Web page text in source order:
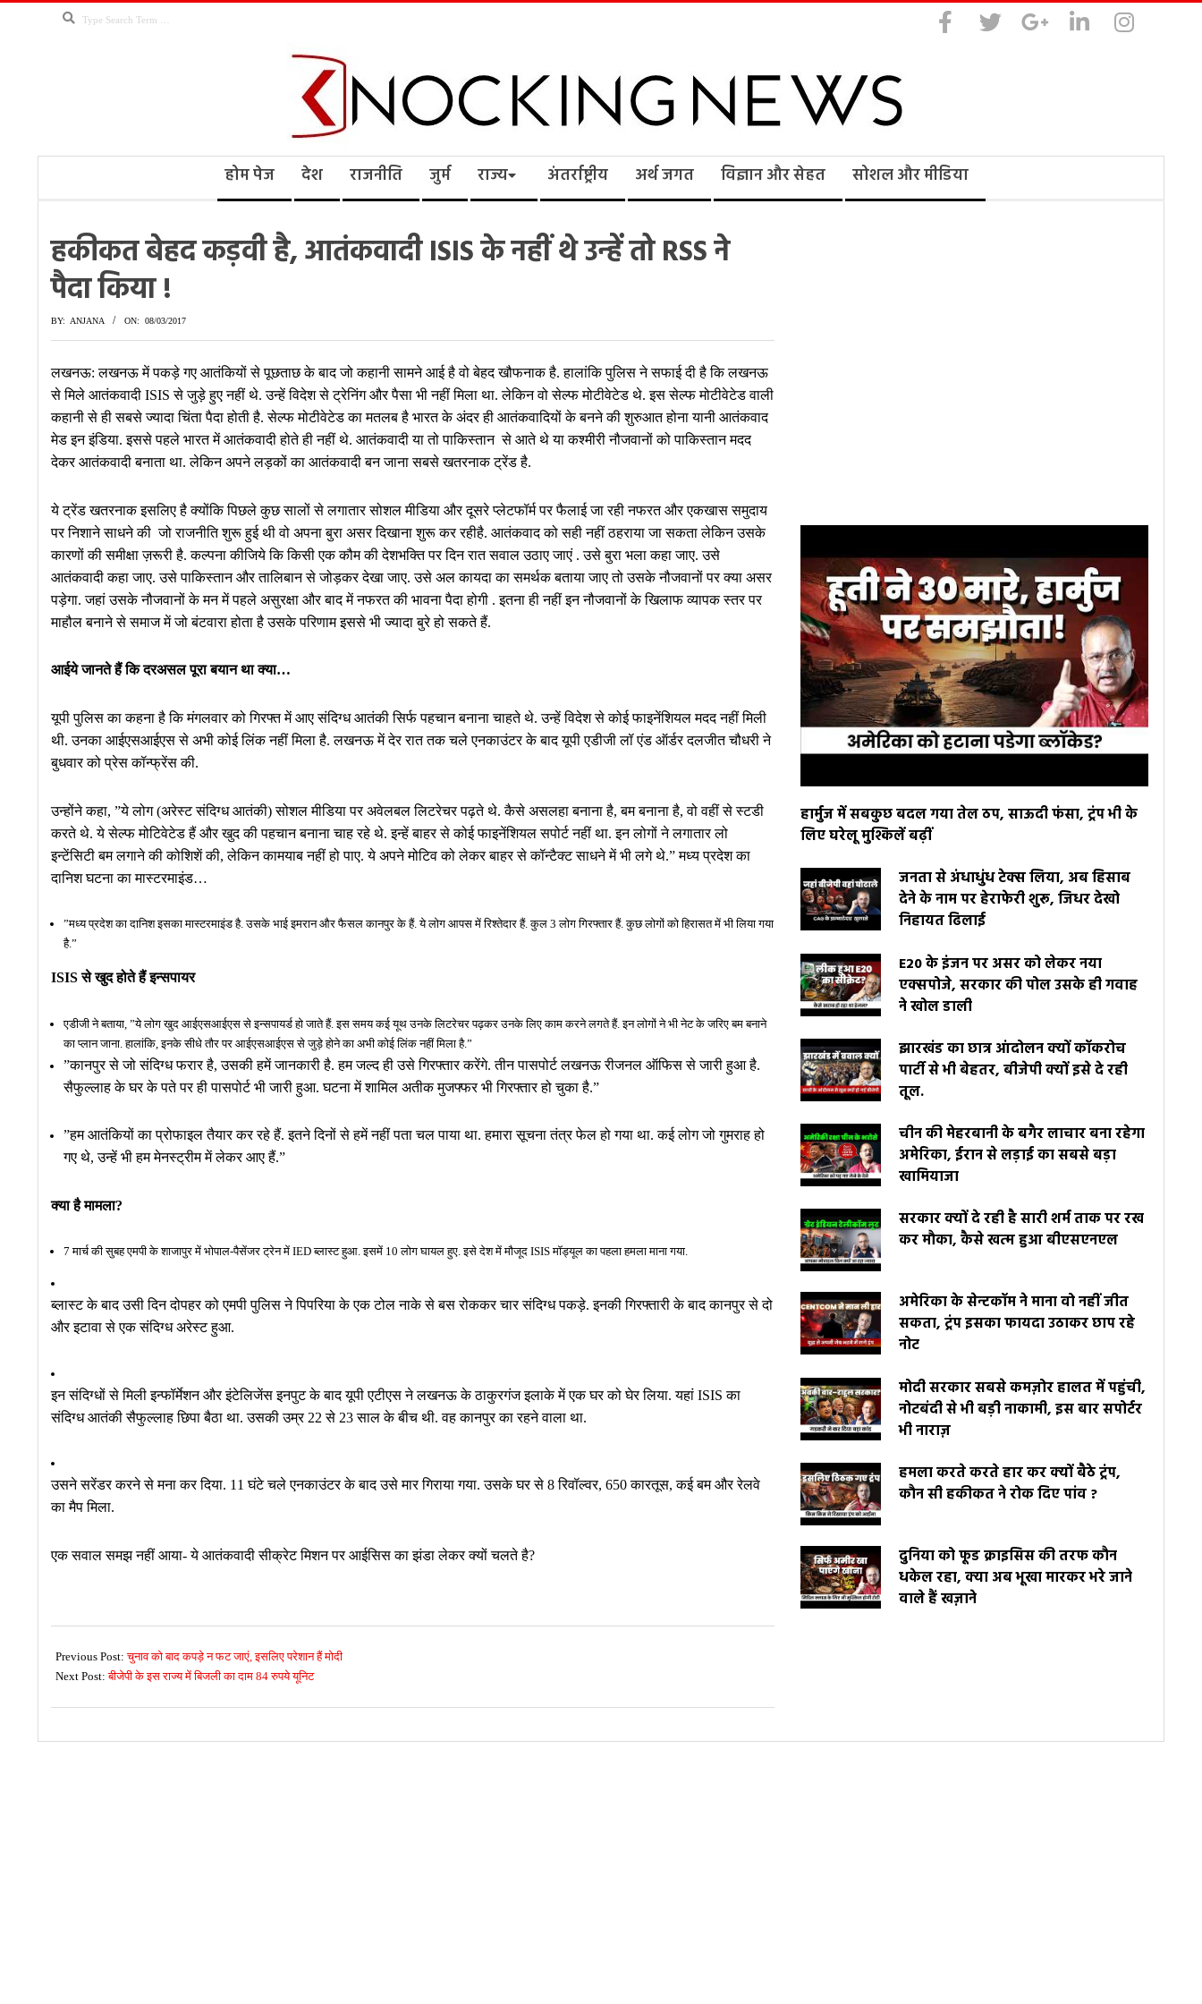
Search
Knocking
News
होम पेज देश राजनीति जुर्म राज्य अंतर्राष्ट्रीय अर्थ जगत विज्ञान और सेहत सोशल और मीडिया
हकीकत बेहद कड़वी है, आतंकवादी ISIS के नहीं थे उन्हें तो RSS ने
पैदा किया !
BY: ANJANA ON: 08/03/2017
लखनऊ: लखनऊ में पकड़े गए आतंकियों से पूछताछ के बाद जो कहानी सामने आई है वो बेहद खौफनाक है. हालांकि पुलिस ने सफाई दी है कि लखनऊ
से मिले आतंकवादी ISIS से जुड़े हुए नहीं थे. उन्हें विदेश से ट्रेनिंग और पैसा भी नहीं मिला था. लेकिन वो सेल्फ मोटीवेटेड थे. इस सेल्फ मोटीवेटेड वाली
कहानी से ही सबसे ज्यादा चिंता पैदा होती है. सेल्फ मोटीवेटेड का मतलब है भारत के अंदर ही आतंकवादियों के बनने की शुरुआत होना यानी आतंकवाद
मेड इन इंडिया. इससे पहले भारत में आतंकवादी होते ही नहीं थे. आतंकवादी या तो पाकिस्तान से आते थे या कश्मीरी नौजवानों को पाकिस्तान मदद
देकर आतंकवादी बनाता था. लेकिन अपने लड़कों का आतंकवादी बन जाना सबसे खतरनाक ट्रेंड है.
ये ट्रेंड खतरनाक इसलिए है क्योंकि पिछले कुछ सालों से लगातार सोशल मीडिया और दूसरे प्लेटफॉर्म पर फैलाई जा रही नफरत और एकखास समुदाय
पर निशाने साधने की जो राजनीति शुरू हुई थी वो अपना बुरा असर दिखाना शुरू कर रहीहै. आतंकवाद को सही नहीं ठहराया जा सकता लेकिन उसके
कारणों की समीक्षा ज़रूरी है. कल्पना कीजिये कि किसी एक कौम की देशभक्ति पर दिन रात सवाल उठाए जाएं . उसे बुरा भला कहा जाए. उसे
आतंकवादी कहा जाए. उसे पाकिस्तान और तालिबान से जोड़कर देखा जाए. उसे अल कायदा का समर्थक बताया जाए तो उसके नौजवानों पर क्या असर
पड़ेगा. जहां उसके नौजवानों के मन में पहले असुरक्षा और बाद में नफरत की भावना पैदा होगी . इतना ही नहीं इन नौजवानों के खिलाफ व्यापक स्तर पर
माहौल बनाने से समाज में जो बंटवारा होता है उसके परिणाम इससे भी ज्यादा बुरे हो सकते हैं.
आईये जानते हैं कि दरअसल पूरा बयान था क्या…
यूपी पुलिस का कहना है कि मंगलवार को गिरफ्त में आए संदिग्ध आतंकी सिर्फ पहचान बनाना चाहते थे. उन्हें विदेश से कोई फाइनेंशियल मदद नहीं मिली
थी. उनका आईएसआईएस से अभी कोई लिंक नहीं मिला है. लखनऊ में देर रात तक चले एनकाउंटर के बाद यूपी एडीजी लॉ एंड ऑर्डर दलजीत चौधरी ने
बुधवार को प्रेस कॉन्फ्रेंस की.
उन्होंने कहा, ”ये लोग (अरेस्ट संदिग्ध आतंकी) सोशल मीडिया पर अवेलबल ल‍िटरेचर पढ़ते थे. कैसे असलहा बनाना है, बम बनाना है, वो वहीं से स्टडी
करते थे. ये सेल्फ मोटिवेटेड हैं और खुद की पहचान बनाना चाह रहे थे. इन्हें बाहर से कोई फाइनेंशियल सपोर्ट नहीं था. इन लोगों ने लगातार लो
इन्टेंसिटी बम लगाने की कोश‍िशें की, लेकिन कामयाब नहीं हो पाए. ये अपने मोटिव को लेकर बाहर से कॉन्टैक्ट साधने में भी लगे थे.” मध्य प्रदेश का
दानिश घटना का मास्टरमाइंड…
”मध्य प्रदेश का दानिश इसका मास्टरमाइंड है. उसके भाई इमरान और फैसल कानपुर के हैं. ये लोग आपस में रिश्तेदार हैं. कुल 3 लोग गिरफ्तार हैं. कुछ लोगों को हिरासत में भी ल‍िया गया
है.”
ISIS से खुद होते हैं इन्सपायर
एडीजी ने बताया, ”ये लोग खुद आईएसआईएस से इन्सपायर्ड हो जाते हैं. इस समय कई यूथ उनके लिटरेचर पढ़कर उनके लिए काम करने लगते हैं. इन लोगों ने भी नेट के जरिए बम बनाने
का प्लान जाना. हालांकि, इनके सीधे तौर पर आईएसआईएस से जुड़े होने का अभी कोई लिंक नहीं मिला है.”
”कानपुर से जो संद‍िग्ध फरार है, उसकी हमें जानकारी है. हम जल्द ही उसे गिरफ्तार करेंगे. तीन पासपोर्ट लखनऊ रीजनल ऑफिस से जारी हुआ है.
सैफुल्लाह के घर के पते पर ही पासपोर्ट भी जारी हुआ. घटना में शामिल अतीक मुजफ्फर भी गिरफ्तार हो चुका है.”
”हम आतंकियों का प्रोफाइल तैयार कर रहे हैं. इतने दिनों से हमें नहीं पता चल पाया था. हमारा सूचना तंत्र फेल हो गया था. कई लोग जो गुमराह हो
गए थे, उन्हें भी हम मेनस्ट्रीम में लेकर आए हैं.”
क्या है मामला?
7 मार्च की सुबह एमपी के शाजापुर में भोपाल-पैसेंजर ट्रेन में IED ब्लास्ट हुआ. इसमें 10 लोग घायल हुए. इसे देश में मौजूद ISIS मॉड्यूल का पहला हमला माना गया.
ब्लास्ट के बाद उसी दिन दोपहर को एमपी पुलिस ने पिपरिया के एक टोल नाके से बस रोककर चार संदिग्ध पकड़े. इनकी गिरफ्तारी के बाद कानपुर से दो
और इटावा से एक संदिग्ध अरेस्ट हुआ.
इन संदिग्धों से मिली इन्फॉर्मेशन और इंटेलिजेंस इनपुट के बाद यूपी एटीएस ने लखनऊ के ठाकुरगंज इलाके में एक घर को घेर लिया. यहां ISIS का
संदिग्ध आतंकी सैफुल्लाह छिपा बैठा था. उसकी उम्र 22 से 23 साल के बीच थी. वह कानपुर का रहने वाला था.
उसने सरेंडर करने से मना कर दिया. 11 घंटे चले एनकाउंटर के बाद उसे मार गिराया गया. उसके घर से 8 रिवॉल्वर, 650 कारतूस, कई बम और रेलवे
का मैप मिला.
एक सवाल समझ नहीं आया- ये आतंकवादी सीक्रेट मिशन पर आईसिस का झंडा लेकर क्यों चलते है?
03-
08
Previous Post:चुनाव को बाद कपड़े न फट जाएं, इसलिए परेशान हैं मोदी
Next Post:बीजेपी के इस राज्य में बिजली का दाम 84 रुपये यूनिट
हार्मुज में सबकुछ बदल गया तेल ठप, साऊदी फंसा, ट्रंप भी के
लिए घरेलू मुश्किलें बढ़ीं
जनता से अंधाधुंध टेक्स लिया, अब हिसाब
देने के नाम पर हेराफेरी शुरू, जिधर देखो
निहायत ढिलाई
E20 के इंजन पर असर को लेकर नया
एक्सपोजे, सरकार की पोल उसके ही गवाह
ने खोल डाली
झारखंड का छात्र आंदोलन क्यों कॉकरोच
पार्टी से भी बेहतर, बीजेपी क्यों इसे दे रही
तूल.
चीन की मेहरबानी के बगैर लाचार बना रहेगा
अमेरिका, ईरान से लड़ाई का सबसे बड़ा
खामियाजा
सरकार क्यों दे रही है सारी शर्म ताक पर रख
कर मौका, कैसे खत्म हुआ बीएसएनएल
अमेरिका के सेन्टकॉम ने माना वो नहीं जीत
सकता, ट्रंप इसका फायदा उठाकर छाप रहे
नोट
मोदी सरकार सबसे कमज़ोर हालत में पहुंची,
नोटबंदी से भी बड़ी नाकामी, इस बार सपोर्टर
भी नाराज़
हमला करते करते हार कर क्यों बैठे ट्रंप,
कौन सी हकीकत ने रोक दिए पांव ?
दुनिया को फूड क्राइसिस की तरफ कौन
धकेल रहा, क्या अब भूखा मारकर भरे जाने
वाले हैं खज़ाने